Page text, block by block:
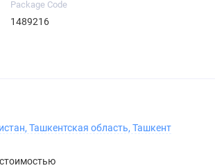
Package Code
1489216
Ташкентская область, Ташкент